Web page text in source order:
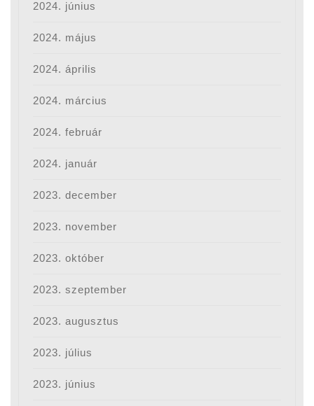
2024. június
2024. május
2024. április
2024. március
2024. február
2024. január
2023. december
2023. november
2023. október
2023. szeptember
2023. augusztus
2023. július
2023. június